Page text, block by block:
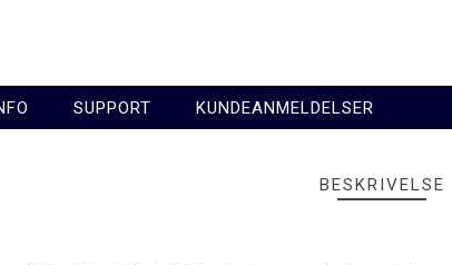
SUPPORT KUNDEANMELDELSER
BESKRIVELSE